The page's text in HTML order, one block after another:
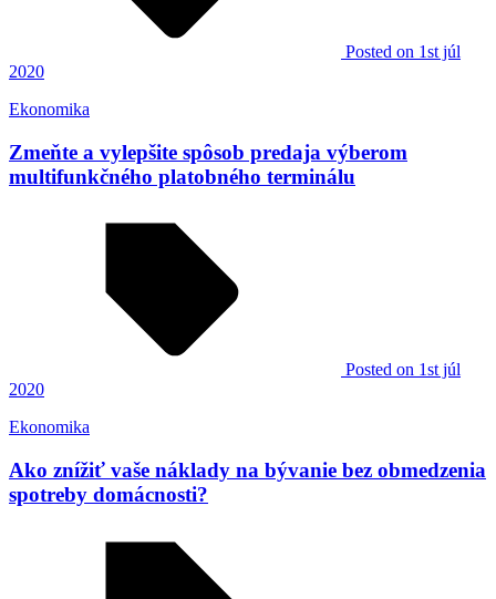
Posted on 1st júl
2020
Ekonomika
Zmeňte a vylepšite spôsob predaja výberom
multifunkčného platobného terminálu
Posted on 1st júl
2020
Ekonomika
Ako znížiť vaše náklady na bývanie bez obmedzenia
spotreby domácnosti?